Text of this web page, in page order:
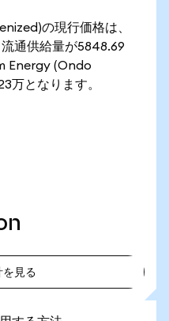
の現行価格は、
通供給量が5848.69
Energy (Ondo
万となります。
を見る